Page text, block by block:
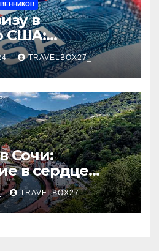
в
США:
TRAVELBOX27_
Сочи:
в сердце
курорта
TRAVELBOX27_